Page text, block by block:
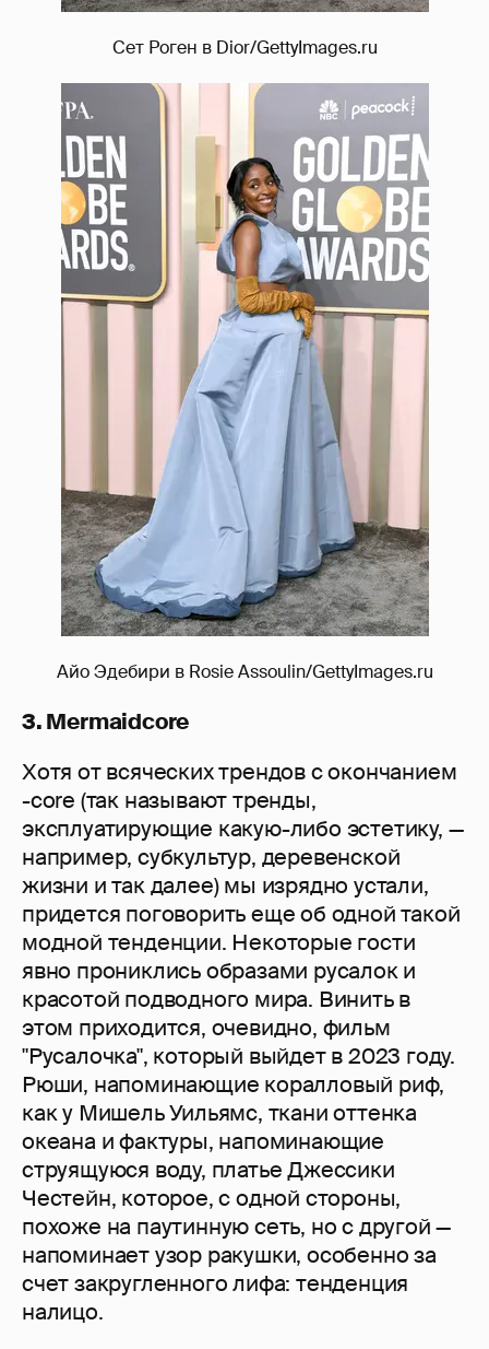
Сет Роген в Dior/GettyImages.ru
Айо Эдебири в Rosie Assoulin/GettyImages.ru
3. Mermaidcore
Хотя от всяческих трендов с окончанием
-core (так называют тренды,
эксплуатирующие какую-либо эстетику, —
например, субкультур, деревенской
жизни и так далее) мы изрядно устали,
придется поговорить еще об одной такой
модной тенденции. Некоторые гости
явно прониклись образами русалок и
красотой подводного мира. Винить в
этом приходится, очевидно, фильм
"Русалочка", который выйдет в 2023 году.
Рюши, напоминающие коралловый риф,
как у Мишель Уильямс, ткани оттенка
океана и фактуры, напоминающие
струящуюся воду, платье Джессики
Честейн, которое, с одной стороны,
похоже на паутинную сеть, но с другой —
напоминает узор ракушки, особенно за
счет закругленного лифа: тенденция
налицо.